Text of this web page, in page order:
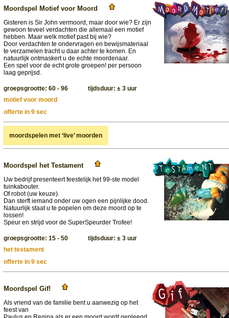
Moordspel Motief voor Moord
Gisteren is Sir John vermoord, maar door wie? Er zijn
gewoon teveel verdachten die allemaal een motief
hebben. Maar welk motief past bij wie?
Door verdachten te ondervragen en bewijsmateriaal
te verzamelen tracht u daar achter te komen. En
natuurlijk ontmaskert u de echte moordenaar.
Een spel voor de echt grote groepen! per persoon
laag geprijsd.
groepsgrootte: 60 - 96 tijdsduur: ± 3 uur
motief voor moord
offerte in 9 sec
moordspelen met ‘live’ moorden
Moordspel het Testament
Uw bedrijf presenteert feestelijk het 99-ste model
tuinkabouter.
Of robot (uw keuze).
Dan sterft iemand onder uw ogen een pijnlijke dood.
Natuurlijk staat u te popelen om deze moord op te
lossen!
Speur en strijd voor de SuperSpeurder Trofee!
groepsgrootte: 15 - 50 tijdsduur: ± 3 uur
het testament
offerte in 9 sec
Moordspel Gif!
Als vriend van de familie bent u aanwezig op het
feest van